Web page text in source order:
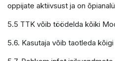
oppijate aktiivsust ja on
5.5 TTK võib töödelda kõiki
5.6. Kasutaja võib taotleda